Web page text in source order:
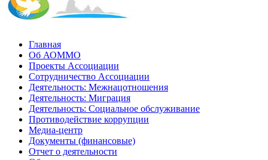
Главная
Об АОММО
Проекты Ассоциации
Сотрудничество Ассоциации
Деятельность: Межнацотношения
Деятельность: Миграция
Деятельность: Социальное обслуживание
Противодействие коррупции
Медиа-центр
Документы (финансовые)
Отчет о деятельности